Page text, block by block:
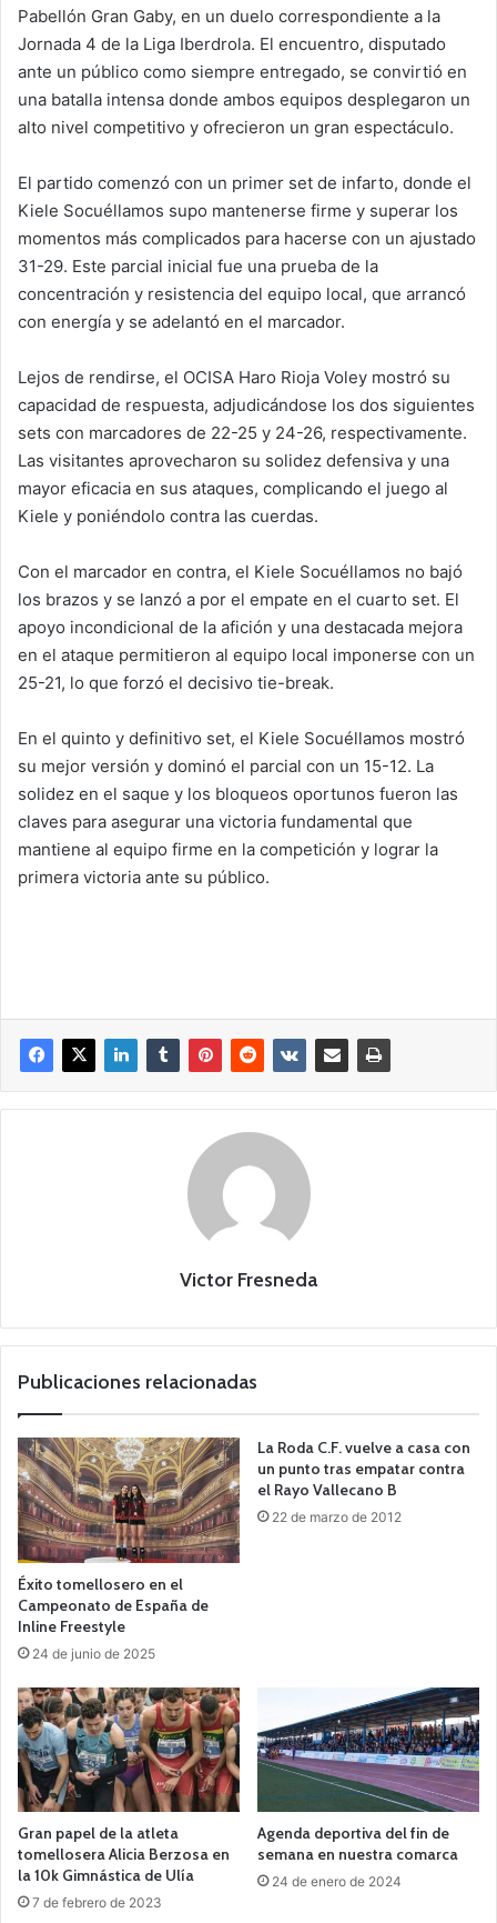
Pabellón Gran Gaby, en un duelo correspondiente a la
Jornada 4 de la Liga Iberdrola. El encuentro, disputado
ante un público como siempre entregado, se convirtió en
una batalla intensa donde ambos equipos desplegaron un
alto nivel competitivo y ofrecieron un gran espectáculo.
El partido comenzó con un primer set de infarto, donde el
Kiele Socuéllamos supo mantenerse firme y superar los
momentos más complicados para hacerse con un ajustado
31-29. Este parcial inicial fue una prueba de la
concentración y resistencia del equipo local, que arrancó
con energía y se adelantó en el marcador.
Lejos de rendirse, el OCISA Haro Rioja Voley mostró su
capacidad de respuesta, adjudicándose los dos siguientes
sets con marcadores de 22-25 y 24-26, respectivamente.
Las visitantes aprovecharon su solidez defensiva y una
mayor eficacia en sus ataques, complicando el juego al
Kiele y poniéndolo contra las cuerdas.
Con el marcador en contra, el Kiele Socuéllamos no bajó
los brazos y se lanzó a por el empate en el cuarto set. El
apoyo incondicional de la afición y una destacada mejora
en el ataque permitieron al equipo local imponerse con un
25-21, lo que forzó el decisivo tie-break.
En el quinto y definitivo set, el Kiele Socuéllamos mostró
su mejor versión y dominó el parcial con un 15-12. La
solidez en el saque y los bloqueos oportunos fueron las
claves para asegurar una victoria fundamental que
mantiene al equipo firme en la competición y lograr la
primera victoria ante su público.
Victor Fresneda
Publicaciones relacionadas
Éxito tomellosero en el
Campeonato de España de
Inline Freestyle
24 de junio de 2025
La Roda C.F. vuelve a casa con
un punto tras empatar contra
el Rayo Vallecano B
22 de marzo de 2012
Gran papel de la atleta
tomellosera Alicia Berzosa en
la 10k Gimnástica de Ulía
7 de febrero de 2023
Agenda deportiva del fin de
semana en nuestra comarca
24 de enero de 2024